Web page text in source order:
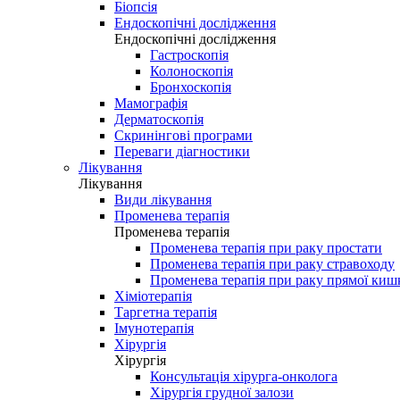
Біопсія
Ендоскопічні дослідження
Ендоскопічні дослідження
Гастроскопія
Колоноскопія
Бронхоскопія
Мамографія
Дерматоскопія
Скринінгові програми
Переваги діагностики
Лікування
Лікування
Види лікування
Променева терапія
Променева терапія
Променева терапія при раку простати
Променева терапія при раку стравоходу
Променева терапія при раку прямої
Хіміотерапія
Таргетна терапія
Імунотерапія
Хірургія
Хірургія
Консультація хірурга-онколога
Хірургія грудної залози